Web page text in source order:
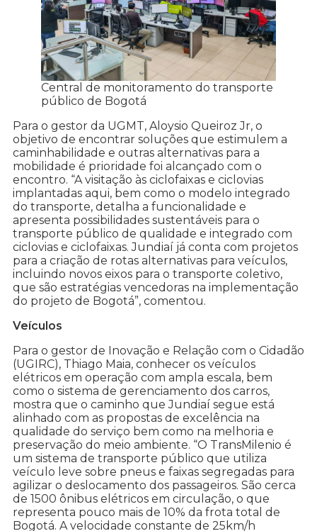
Central de monitoramento do transporte
público de Bogotá
Para o gestor da UGMT, Aloysio Queiroz Jr, o
objetivo de encontrar soluções que estimulem a
caminhabilidade e outras alternativas para a
mobilidade é prioridade foi alcançado com o
encontro. “A visitação às ciclofaixas e ciclovias
implantadas aqui, bem como o modelo integrado
do transporte, detalha a funcionalidade e
apresenta possibilidades sustentáveis para o
transporte público de qualidade e integrado com
ciclovias e ciclofaixas. Jundiaí já conta com projetos
para a criação de rotas alternativas para veículos,
incluindo novos eixos para o transporte coletivo,
que são estratégias vencedoras na implementação
do projeto de Bogotá”, comentou.
Veículos
Para o gestor de Inovação e Relação com o Cidadão
(UGIRC), Thiago Maia, conhecer os veículos
elétricos em operação com ampla escala, bem
como o sistema de gerenciamento dos carros,
mostra que o caminho que Jundiaí segue está
alinhado com as propostas de excelência na
qualidade do serviço bem como na melhoria e
preservação do meio ambiente. “O TransMilenio é
um sistema de transporte público que utiliza
veículo leve sobre pneus e faixas segregadas para
agilizar o deslocamento dos passageiros. São cerca
de 1500 ônibus elétricos em circulação, o que
representa pouco mais de 10% da frota total de
Bogotá. A velocidade constante de 25km/h